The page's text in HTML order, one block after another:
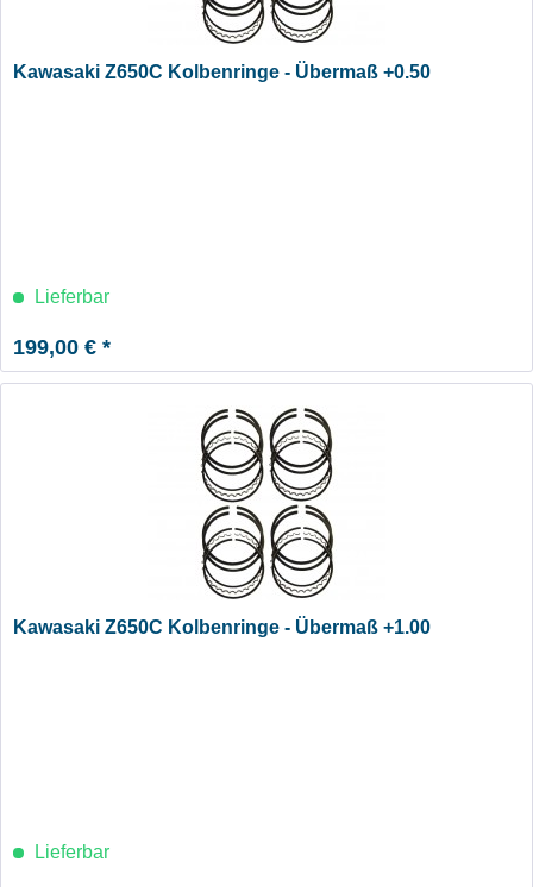
Kawasaki Z650C Kolbenringe - Übermaß +0.50
Lieferbar
199,00 € *
Kawasaki Z650C Kolbenringe - Übermaß +1.00
Lieferbar